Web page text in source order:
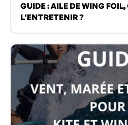
GUIDE : AILE DE WING
L'ENTRETENIR ?